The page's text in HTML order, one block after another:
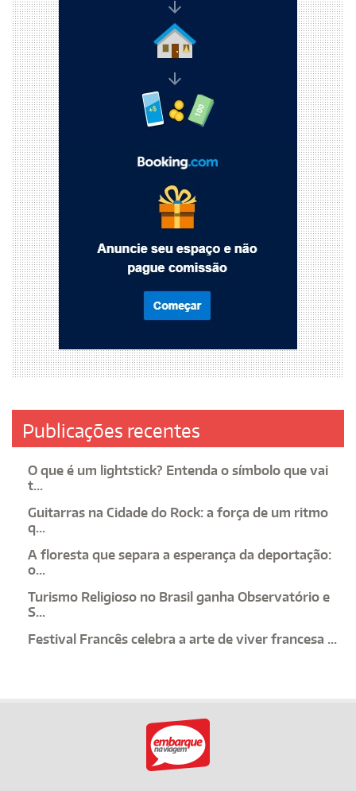
Publicações recentes
O que é um lightstick? Entenda o símbolo que vai
t...
Guitarras na Cidade do Rock: a força de um ritmo
q...
A floresta que separa a esperança da deportação:
o...
Turismo Religioso no Brasil ganha Observatório e
S...
Festival Francês celebra a arte de viver francesa ...